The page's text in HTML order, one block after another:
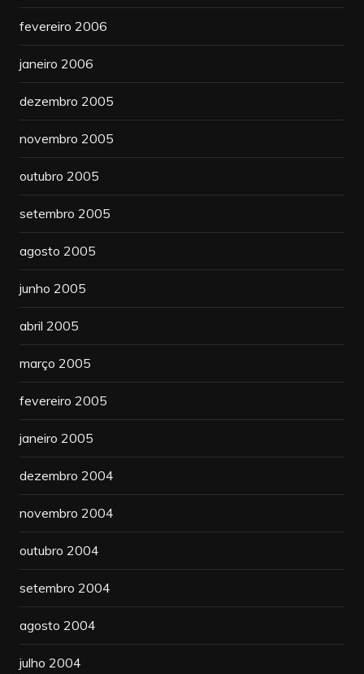
fevereiro 2006
janeiro 2006
dezembro 2005
novembro 2005
outubro 2005
setembro 2005
agosto 2005
junho 2005
abril 2005
março 2005
fevereiro 2005
janeiro 2005
dezembro 2004
novembro 2004
outubro 2004
setembro 2004
agosto 2004
julho 2004